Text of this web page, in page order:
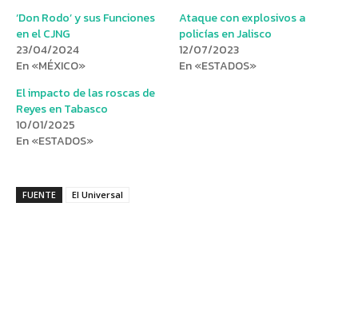
‘Don Rodo’ y sus Funciones
en el CJNG
23/04/2024
En «MÉXICO»
Ataque con explosivos a
policías en Jalisco
12/07/2023
En «ESTADOS»
El impacto de las roscas de
Reyes en Tabasco
10/01/2025
En «ESTADOS»
FUENTE El Universal